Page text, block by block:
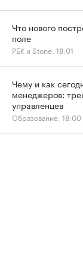
Что нового
поле
РБК и Stone, 18:01
Чему и как
менеджеров:
управленцев
Образование, 18:00